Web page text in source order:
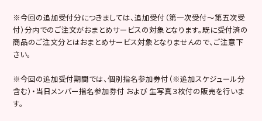
※今回の追加受付分につきましては、追加受付（第一次受付〜第五次受
付）分内でのご注文がおまとめサービスの対象となります。既に受付済の
商品のご注文分とはおまとめサービス対象となりませんので、ご注意下
さい。
※今回の追加受付期間では、個別指名参加券付（※追加スケジュール分
含む）・当日メンバー指名参加券付 および 生写真３枚付の販売を行いま
す。